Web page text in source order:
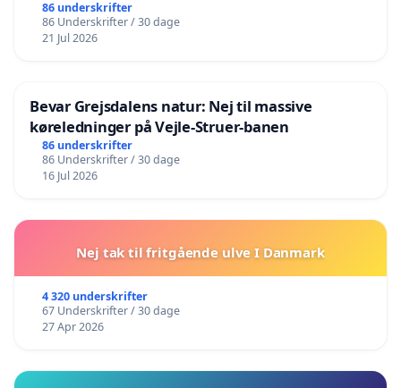
86 underskrifter
86 Underskrifter / 30 dage
21 Jul 2026
Bevar Grejsdalens natur: Nej til massive
køreledninger på Vejle-Struer-banen
86 underskrifter
86 Underskrifter / 30 dage
16 Jul 2026
Nej tak til fritgående ulve I Danmark
4 320 underskrifter
67 Underskrifter / 30 dage
27 Apr 2026